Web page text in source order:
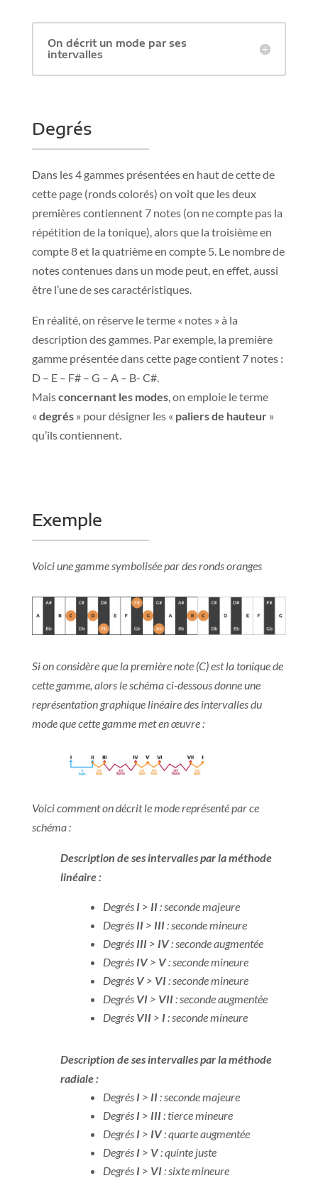
On décrit un mode par ses
intervalles
Degrés
Dans les 4 gammes présentées en haut de cette de
cette page (ronds colorés) on voit que les deux
premières contiennent 7 notes (on ne compte pas la
répétition de la tonique), alors que la troisième en
compte 8 et la quatrième en compte 5. Le nombre de
notes contenues dans un mode peut, en effet, aussi
être l’une de ses caractéristiques.
En réalité, on réserve le terme « notes » à la
description des gammes. Par exemple, la première
gamme présentée dans cette page contient 7 notes :
D – E – F# – G – A – B- C#.
Maisconcernant les modes, on emploie le terme
« degrés» pour désigner les « paliers de hauteur»
qu’ils contiennent.
Exemple
Voici une gamme symbolisée par des ronds oranges
Si on considère que la première note (C) est la tonique de
cette gamme, alors le schéma ci-dessous donne une
représentation graphique linéaire des intervalles du
mode que cette gamme met en œuvre :
Voici comment on décrit le mode représenté par ce
schéma :
Description de ses intervalles par la méthode
linéaire :
DegrésI > II: seconde majeure
Degrés II > III: seconde mineure
Degrés III > IV: seconde augmentée
Degrés IV> V: seconde mineure
Degrés V> VI: seconde mineure
Degrés VI > VII: seconde augmentée
Degrés VII> I: seconde mineure
Description de ses intervalles par la méthode
radiale :
DegrésI > II: seconde majeure
DegrésI > III: tierce mineure
DegrésI > IV: quarte augmentée
Degrés I > V: quinte juste
Degrés I > VI: sixte mineure